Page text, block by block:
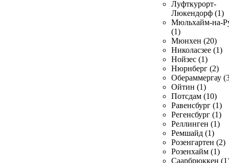
Луфткурорт-
Люкендорф (1)
Мюльхайм-на-
(1)
Мюнхен (20)
Николасзее (1)
Нойзес (1)
Нюрнберг (2)
Обераммергау
Ойтин (1)
Потсдам (10)
Равенсбург (1)
Регенсбург (1)
Реллинген (1)
Ремшайд (1)
Розенгартен (2)
Розенхайм (1)
Саарбрюккен